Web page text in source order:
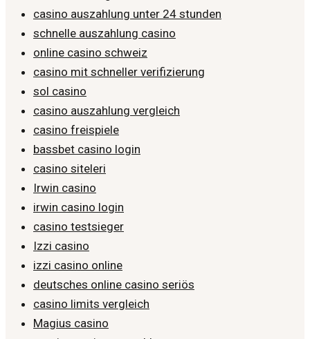
casino auszahlung unter 24 stunden
schnelle auszahlung casino
online casino schweiz
casino mit schneller verifizierung
sol casino
casino auszahlung vergleich
casino freispiele
bassbet casino login
casino siteleri
Irwin casino
irwin casino login
casino testsieger
Izzi casino
izzi casino online
deutsches online casino seriös
casino limits vergleich
Magius casino